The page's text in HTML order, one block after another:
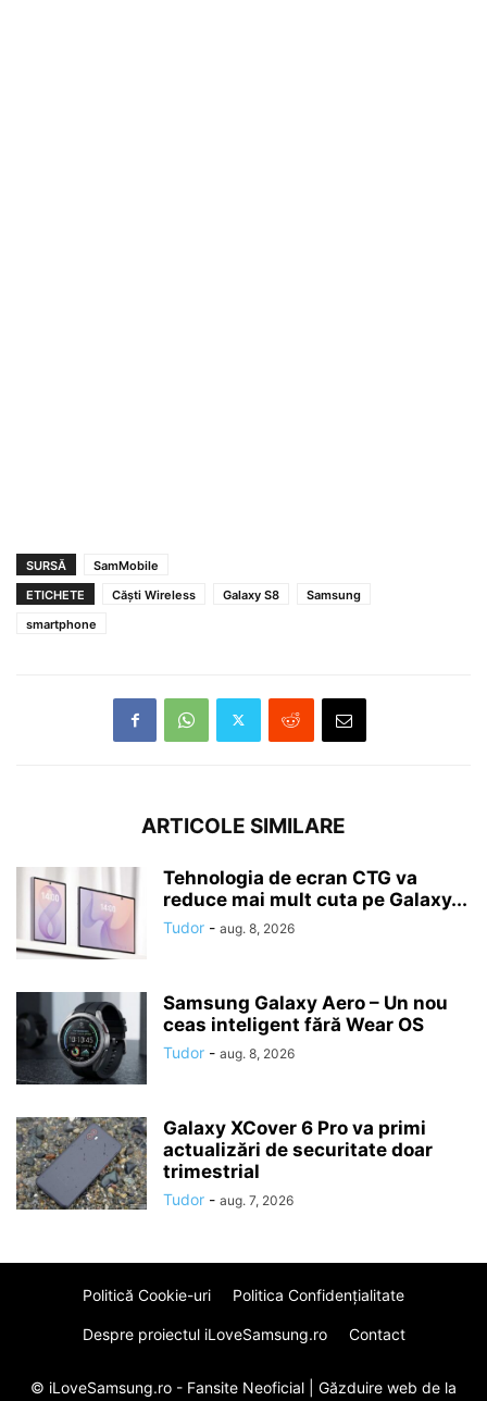
SURSĂ
SamMobile
ETICHETE
Căști Wireless Galaxy S8
Samsung
smartphone
ARTICOLE SIMILARE
Tehnologia de ecran CTG va
reduce mai mult cuta pe Galaxy...
Tudor - aug. 8, 2026
Samsung Galaxy Aero – Un nou
ceas inteligent fără Wear OS
Tudor - aug. 8, 2026
Galaxy XCover 6 Pro va primi
actualizări de securitate doar
trimestrial
Tudor - aug. 7, 2026
Politică Cookie-uri Politica Confidenţialitate
Despre proiectul iLoveSamsung.ro Contact
© iLoveSamsung.ro - Fansite Neoficial | Găzduire web de la